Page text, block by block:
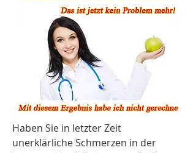
Haben Sie in letzter Zeit
unerklärliche Schmerzen in der